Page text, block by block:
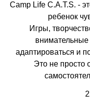
Camp Life C.A.T.S. -
ребенок
Игры,
внимательные
адаптироваться и
Это не просто